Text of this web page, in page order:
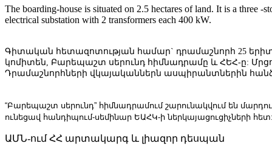
The boarding-house is situated on 2.5 hectares of land. It is a three -
electrical substation with 2 transformers each 400 kW.
Գիտական հետազոտության համար` դրամաշնորհ 25
կոմիտեն, Բարեպաշտ սերունդ հիմնադրամը և ՀԵՀ-ը:
Դրամաշնորհների վկայականներն ասպիրանտներին
“Բարեպաշտ սերունդ” հիմնադրամում շարունակվում են
ունեցավ հանդիպում-սեմինար ԵԱՀԿ-ի ներկայացուցիչների
ԱՄՆ-ում ՀՀ արտակարգ և լիազոր դեսպան